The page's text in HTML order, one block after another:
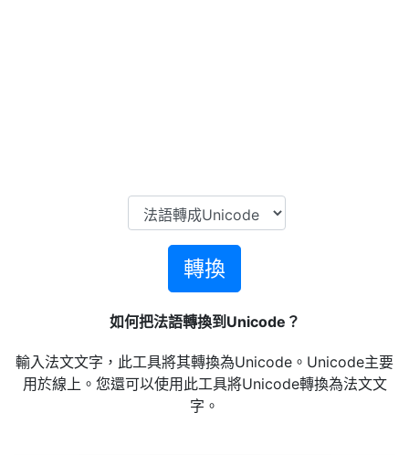
轉換
如何把法語轉換到Unicode？
輸入法文文字，此工具將其轉換為Unicode。Unicode主要
用於線上。您還可以使用此工具將Unicode轉換為法文文
字。